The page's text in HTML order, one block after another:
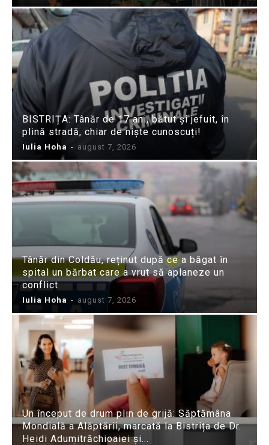
BISTRIȚA: Tânăr de 17 ani, bătut și jefuit, în
plină stradă, chiar de niște cunoscuți!
Iulia Hoha - august 7, 2026
Tânăr din Coldău, reținut după ce a băgat în
spital un bărbat care a vrut să aplaneze un
conflict
Iulia Hoha - august 7, 2026
Un început de drum plin de grijă: Săptămâna
Mondială a Alăptării, marcată la Bistrița de Dr.
Heidi Adumitrăchioaiei și...